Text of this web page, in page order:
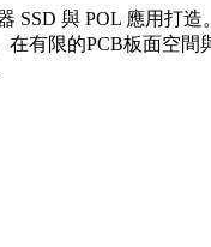
與 POL 應用打
有限的PCB板面空